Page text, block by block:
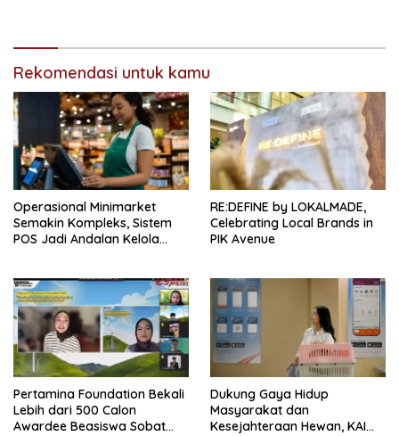
Rekomendasi untuk kamu
Operasional Minimarket
Semakin Kompleks, Sistem
POS Jadi Andalan Kelola
RE:DEFINE by LOKALMADE,
Celebrating Local Brands in
PIK Avenue
Pertamina Foundation Bekali
Lebih dari 500 Calon
Awardee Beasiswa Sobat
Dukung Gaya Hidup
Masyarakat dan
Kesejahteraan Hewan, KAI